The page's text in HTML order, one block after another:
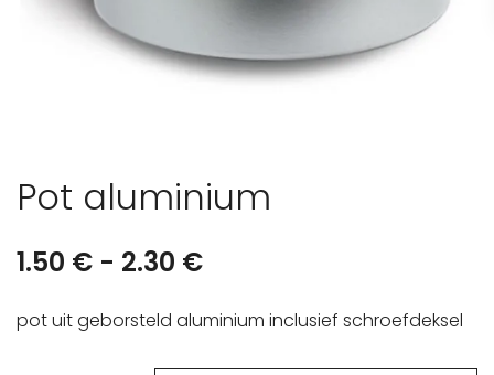
Pot aluminium
1.50 € - 2.30 €Prijsklasse:
1.50 €
pot uit geborsteld aluminium inclusief schroefdeksel